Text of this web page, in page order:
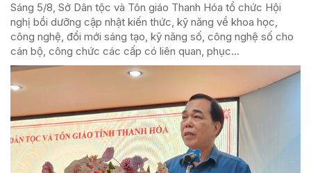
Sáng 5/8, Sở Dân tộc và Tôn giáo Thanh Hóa tổ chức Hội
nghị bồi dưỡng cập nhật kiến thức, kỹ năng về khoa học,
công nghệ, đổi mới sáng tạo, kỹ năng số, công nghệ số cho
cán bộ, công chức các cấp có liên quan, phục...